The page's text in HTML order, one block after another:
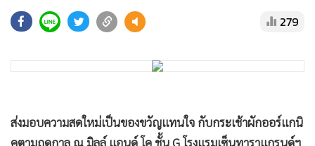
• ละคร
• Cyber BIZ
• Good health & Well-being
• Green Innovation & SD
279
เซ็นทรัลเวิลด์